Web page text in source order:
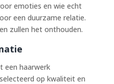
emoties en wie echt
een duurzame relatie.
zullen het onthouden.
een haarwerk
op kwaliteit en